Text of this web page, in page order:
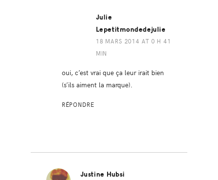
Julie
Lepetitmondedejulie
18 MARS 2014 AT 0 H 41
MIN
oui, c’est vrai que ça leur irait bien
(s’ils aiment la marque).
RÉPONDRE
Justine Hubsi